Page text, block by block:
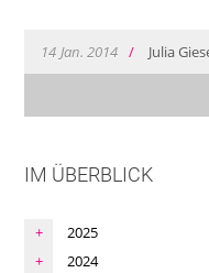
14 Jan. 2014 / Julia
IM ÜBERBLICK
2025
2024